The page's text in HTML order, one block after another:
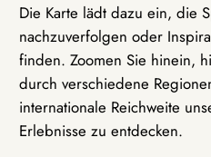
Die Karte lädt dazu ein, die
nachzuverfolgen oder
finden. Zoomen Sie hinein,
durch verschiedene
internationale Reichweite
Erlebnisse zu entdecken.